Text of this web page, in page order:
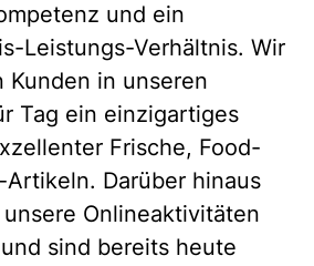
und ein
Leistungs-Verhältnis. Wir
Kunden in unseren
Tag ein einzigartiges
Frische, Food-
Darüber hinaus
Onlineaktivitäten
sind bereits heute